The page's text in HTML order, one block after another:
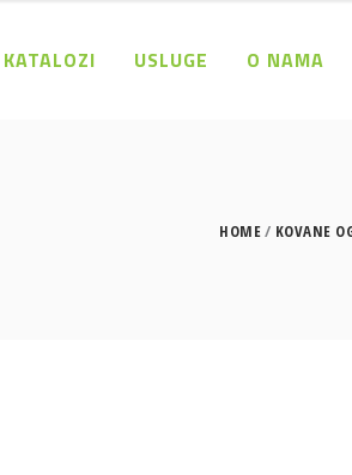
KATALOZI USLUGE O NAMA
HOME KOVANE